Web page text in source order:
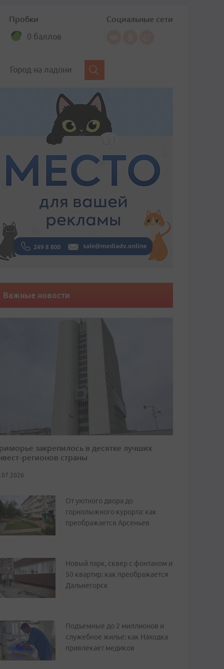
Пробки
0 баллов
Социальные сети
Город на ладони
Важные новости
закрепилось в десятке лучших
регионов страны
От уютного двора до
горнолыжного курорта: как
преображается Арсеньев
Новый парк, сквер с фонтаном и
50 квартир: как преображается
Дальнегорск
Подъемные до 2 миллионов и
служебное жилье: как Находка
привлекает медиков